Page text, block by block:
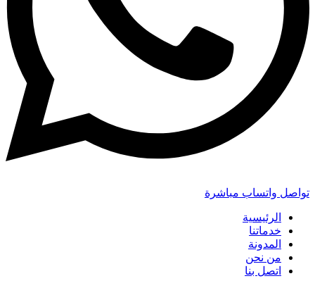
تواصل واتساب مباشرة
الرئيسية
خدماتنا
المدونة
من نحن
اتصل بنا